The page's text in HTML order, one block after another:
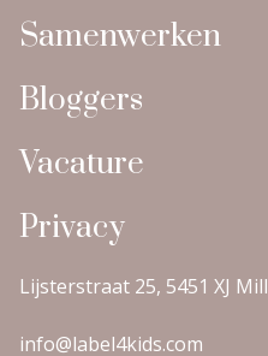
Samenwerken
Bloggers
Vacature
Privacy
Lijsterstraat 25, 5451 XJ Mill
info@label4kids.com